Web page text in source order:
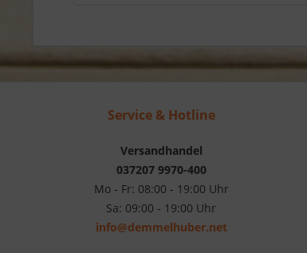
Service & Hotline
Versandhandel
037207 9970-400
Mo - Fr: 08:00 - 19:00 Uhr
Sa: 09:00 - 19:00 Uhr
info@demmelhuber.net